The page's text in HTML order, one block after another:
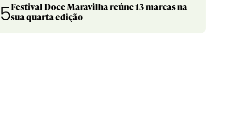
5Festival Doce Maravilha reúne 13 marcas na
sua quarta edição